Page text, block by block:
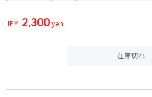
JPY: 2,300yen
在庫切れ